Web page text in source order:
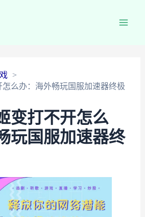
怎么办：海外畅玩国服加速器终极
变打不开怎么
玩国服加速器终